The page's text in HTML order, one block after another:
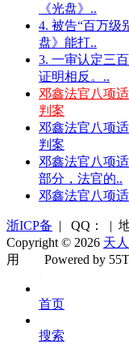
《光盘》..
4. 被告“百万级
盘》能打..
3. 一审认定三
证明相反。..
邓鑫法官八项
判案
邓鑫法官八项
判案
邓鑫法官八项
部分，法官的..
邓鑫法官八项
浙ICP备 | QQ： | 地
Copyright © 2026 天
用
库
Powered by
首页
搜索